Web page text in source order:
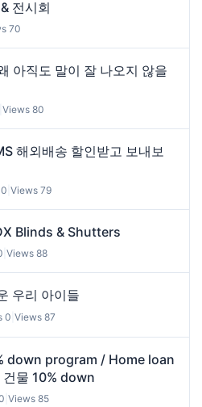
전시회
70
아직도 말이 잘 나오지 않을
Views 80
해외배송 할인받고 보내보
Views 79
Blinds & Shutters
Views 88
우리 아이들
0 Views 87
down program / Home loan
물 10% down
Views 85